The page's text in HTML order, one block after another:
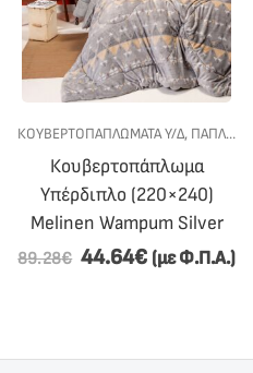
,ΥΠΝΟΔΩΜΑΤΙΟ
,ΥΠΝΟΔΩΜΑΤΙΟ
ΚΟΥΒΕΡΤΟΠΑΠΛΩΜΑΤΑ Υ/Δ, ΠΑΠΛΩΜΑΤΑ
Κουβερτοπάπλωμα
Υπέρδιπλο (220×240)
Melinen Wampum Silver
89.28€ 44.64€ (με Φ.Π.Α.)